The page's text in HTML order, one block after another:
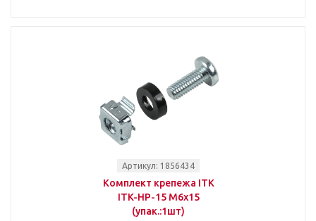
Артикул: 1856434
Комплект крепежа ITK
ITK-HP-15 М6х15
(упак.:1шт)